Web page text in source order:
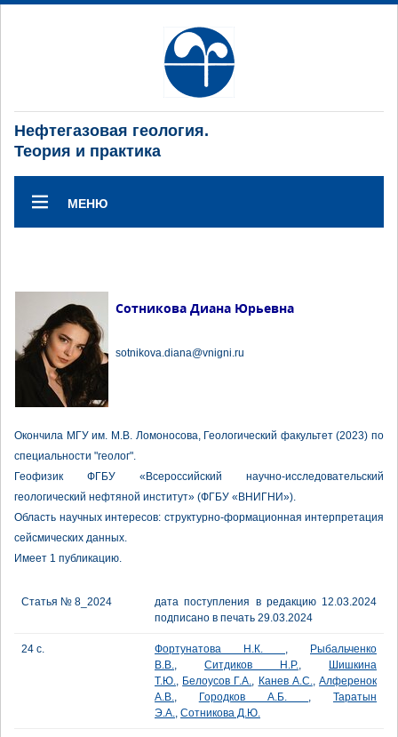
Нефтегазовая геология.
Теория и практика
МЕНЮ
Сотникова Диана Юрьевна
sotnikova.diana@vnigni.ru
Окончила МГУ им. М.В. Ломоносова, Геологический факультет (2023) по
специальности "геолог".
Геофизик ФГБУ «Всероссийский научно-исследовательский
геологический нефтяной институт» (ФГБУ «ВНИГНИ»).
Область научных интересов: структурно-формационная интерпретация
сейсмических данных.
Имеет 1 публикацию.
Статья № 8_2024
дата поступления в редакцию 12.03.2024
подписано в печать 29.03.2024
24 с. Фортунатова Н.К. ,
Рыбальченко
В.В., Ситдиков Н.Р.,
Шишкина
Т.Ю., Белоусов Г.А., Канев А.С.,Алференок
А.В., Городков А.Б. , Таратын
Э.А., Сотникова Д.Ю.